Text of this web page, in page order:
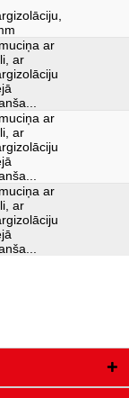
ar
ar
ar
ar
ar
ar